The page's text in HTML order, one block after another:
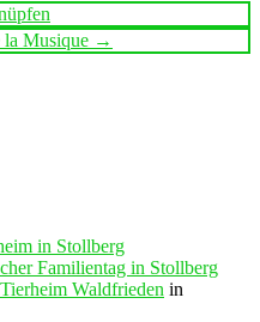
la Musique →
in Stollberg
Familientag in Stollberg
Waldfrieden in